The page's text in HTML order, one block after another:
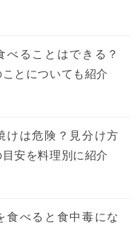
べることはできる？
とについても紹介
けは危険？見分け方
安を料理別に紹介
食べると食中毒にな